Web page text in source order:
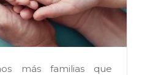
más familias que